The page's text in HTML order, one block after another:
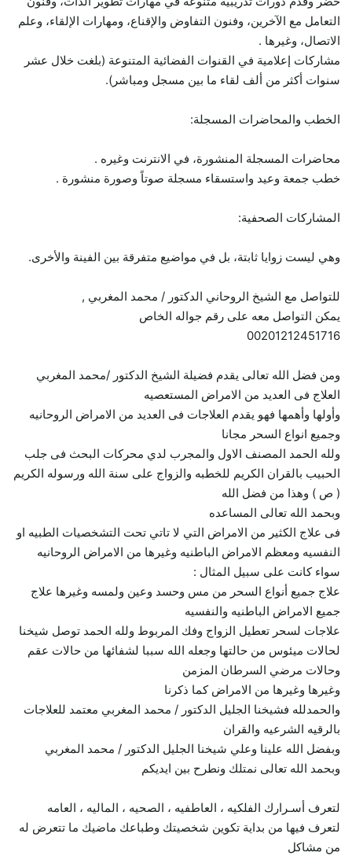
التعامل مع الآخرين، وفنون التفاوض والإقناع، ومهارات الإلقاء، وعلم
الاتصال، وغيرها .
مشاركات إعلامية في القنوات الفضائية المتنوعة (بلغت خلال عشر
سنوات أكثر من ألف لقاء ما بين مسجل ومباشر).
الخطب والمحاضرات المسجلة:
محاضرات المسجلة المنشورة، في الانترنت وغيره .
خطب جمعة وعيد واستسقاء مسجلة صوتاً وصورة منشورة .
المشاركات الصحفية:
وهي ليست زوايا ثابتة، بل في مواضيع متفرقة بين الفينة والأخرى.
للتواصل مع الشيخ الروحاني الدكتور / محمد المغربي ,
يمكن التواصل معه على رقم جواله الخاص
00201212451716
ومن فضل الله تعالى يقدم فضيلة الشيخ الدكتور /محمد المغربي
العلاج فى العديد من الامراض المستعصيه
وأولها وأهمها فهو يقدم العلاجات فى العديد من الامراض الروحانيه
وجميع انواع السحر مجانا
ولله الحمد المصنف الاول والمجرب لدي محركات البحث فى جلب
الحبيب بالقران الكريم للخطبه والزواج على سنة الله ورسوله الكريم
( ص ) وهذا من فضل الله
وبحمد الله تعالى المساعده
فى علاج الكثير من الامراض التي لا تاتي تحت التشخصيات الطبيه او
النفسيه ومعظم الامراض الباطنيه وغيرها من الامراض الروحانيه
سواء كانت على سبيل المثال :
علاج جميع أنواع السحر من مس وحسد وعين ولمسه وغيرها علاج
جميع الامراض الباطنيه والنفسيه
علاجات لسحر تعطيل الزواج وفك المربوط ولله الحمد توصل شيخنا
لحالات ميئوس من حالتها وجعله الله سببا لشفائها من حالات عقم
وحالات مرضي السرطان المزمن
وغيرها وغيرها من الامراض كما ذكرنا
والحمدلله فشيخنا الجليل الدكتور / محمد المغربي معتمد للعلاجات
بالرقيه الشرعيه والقران
وبفضل الله علينا وعلي شيخنا الجليل الدكتور / محمد المغربي
وبحمد الله تعالى نمتلك ونطرح بين ايديكم
لتعرف أسـرارك الفلكيه ، العاطفيه ، الصحيه ، الماليه ، العامه
لتعرف فيها من بداية تكوين شخصيتك وطباعك ماضيك ما تتعرض له
من مشاكل